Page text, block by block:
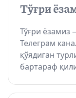
Тўғри ёзамиз
Телеграм
қўядиган
бартараф